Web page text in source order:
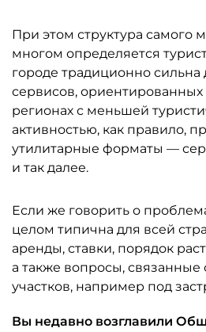
При этом структура самого
многом определяется
городе традиционно
сервисов, ориентированных
регионах с меньшей
активностью, как правило,
утилитарные форматы —
и так далее.
Если же говорить о
целом типична для всей
аренды, ставки, порядок
а также вопросы, связанные
участков, например под
Вы недавно возглавили